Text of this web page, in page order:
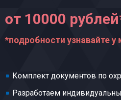
от 10000
*подробности узнавайте
Комплект документов по
Разработаем